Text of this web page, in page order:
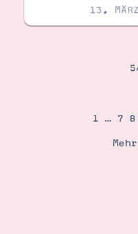
13.
1 … 7 8